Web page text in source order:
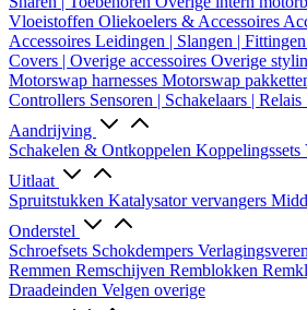
Vloeistoffen Oliekoelers & Accessoires
Accessoires Leidingen | Slangen | Fittingen
Covers | Overige accessoires Overige
Motorswap harnesses Motorswap
Controllers Sensoren | Schakelaars | Relais
Aandrijving
Schakelen & Ontkoppelen Koppelingssets
Uitlaat
Spruitstukken Katalysator vervangers
Onderstel
Schroefsets Schokdempers Verlagingsveren
Remmen Remschijven Remblokken
Draadeinden Velgen overige